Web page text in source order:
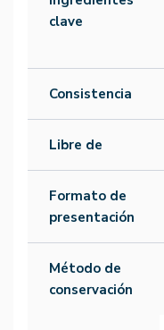
clave
Consistencia
Libre de
Formato de
presentación
Método de
conservación